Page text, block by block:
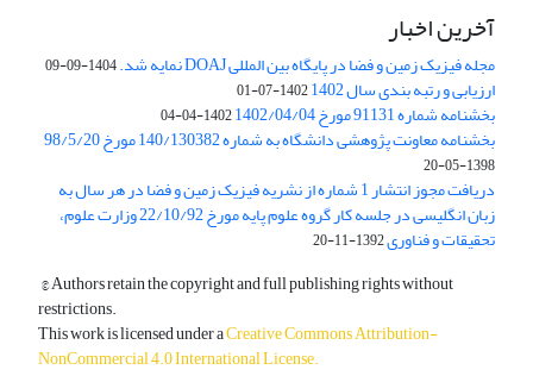
آخرین اخبار
مجله فیزیک زمین و فضا در پایگاه بین المللی DOAJ نمایه شد. 1404-09-09
ارزیابی و رتبه بندی سال 1402 1402-07-01
بخشنامه شماره 91131 مورخ 1402/04/04 1402-04-04
بخشنامه معاونت پژوهشی دانشگاه به شماره 140/130382 مورخ 98/5/20
1398-05-20
دریافت مجوز انتشار 1 شماره از نشریه فیزیک زمین و فضا در هر سال به
زبان انگلیسی در جلسه کار گروه علوم پایه مورخ 22/10/92 وزارت علوم،
تحقیقات و فناوری1392-11-20
© Authors retain the copyright and full publishing rights without
restrictions.
This work is licensed under aCreative Commons Attribution-
NonCommercial 4.0 International License.